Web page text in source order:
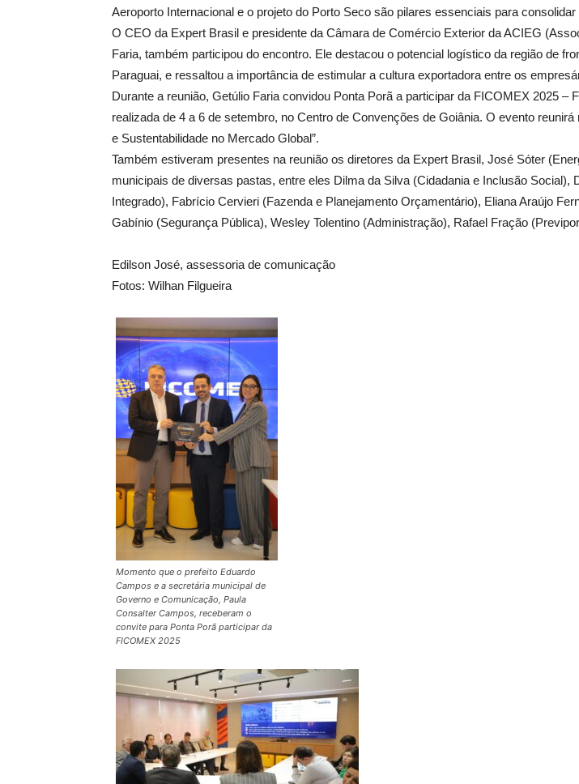
Aeroporto Internacional e o projeto do Porto Seco são pilares essenciais para
O CEO da Expert Brasil e presidente da Câmara de Comércio Exterior da ACIEG
Faria, também participou do encontro. Ele destacou o potencial logístico da região de
Paraguai, e ressaltou a importância de estimular a cultura exportadora entre os
Durante a reunião, Getúlio Faria convidou Ponta Porã a participar da FICOMEX 2025
realizada de 4 a 6 de setembro, no Centro de Convenções de Goiânia. O evento
e Sustentabilidade no Mercado Global”.
Também estiveram presentes na reunião os diretores da Expert Brasil, José Sóter
municipais de diversas pastas, entre eles Dilma da Silva (Cidadania e Inclusão
Integrado), Fabrício Cervieri (Fazenda e Planejamento Orçamentário), Eliana Araújo
Gabínio (Segurança Pública), Wesley Tolentino (Administração), Rafael Fração
Edilson José, assessoria de comunicação
Fotos: Wilhan Filgueira
Momento que o prefeito Eduardo
Campos e a secretária municipal de
Governo e Comunicação, Paula
Consalter Campos, receberam o
convite para Ponta Porã participar da
FICOMEX 2025